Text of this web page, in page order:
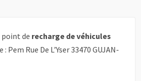
point de recharge de véhicules
Rue De L’Yser 33470 GUJAN-